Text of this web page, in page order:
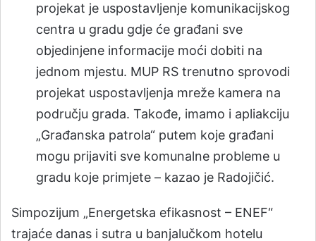
projekat je uspostavljenje komunikacijskog
centra u gradu gdje će građani sve
objedinjene informacije moći dobiti na
jednom mjestu. MUP RS trenutno sprovodi
projekat uspostavljenja mreže kamera na
području grada. Takođe, imamo i apliakciju
„Građanska patrola“ putem koje građani
mogu prijaviti sve komunalne probleme u
gradu koje primjete – kazao je Radojičić.
Simpozijum „Energetska efikasnost – ENEF“
trajaće danas i sutra u banjalučkom hotelu